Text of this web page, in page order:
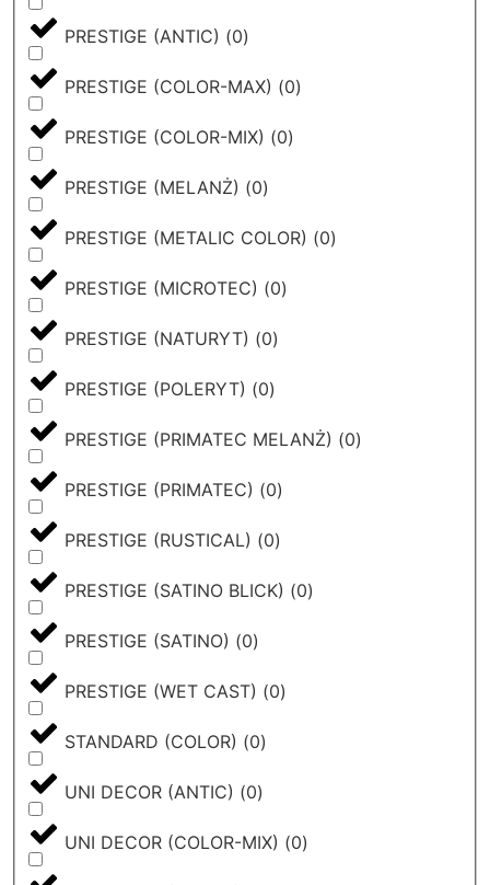
PRESTIGE (ANTIC) (0)
PRESTIGE (COLOR-MAX) (0)
PRESTIGE (COLOR-MIX) (0)
PRESTIGE (MELANŻ) (0)
PRESTIGE (METALIC COLOR) (0)
PRESTIGE (MICROTEC) (0)
PRESTIGE (NATURYT) (0)
PRESTIGE (POLERYT) (0)
PRESTIGE (PRIMATEC MELANŻ) (0)
PRESTIGE (PRIMATEC) (0)
PRESTIGE (RUSTICAL) (0)
PRESTIGE (SATINO BLICK) (0)
PRESTIGE (SATINO) (0)
PRESTIGE (WET CAST) (0)
STANDARD (COLOR) (0)
UNI DECOR (ANTIC) (0)
UNI DECOR (COLOR-MIX) (0)